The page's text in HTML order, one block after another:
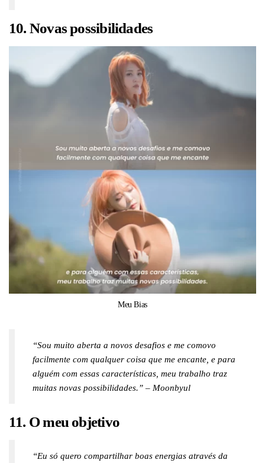
10. Novas possibilidades
Meu Bias
“Sou muito aberta a novos desafios e me comovo
facilmente com qualquer coisa que me encante, e para
alguém com essas características, meu trabalho traz
muitas novas possibilidades.” – Moonbyul
11. O meu objetivo
“Eu só quero compartilhar boas energias através da